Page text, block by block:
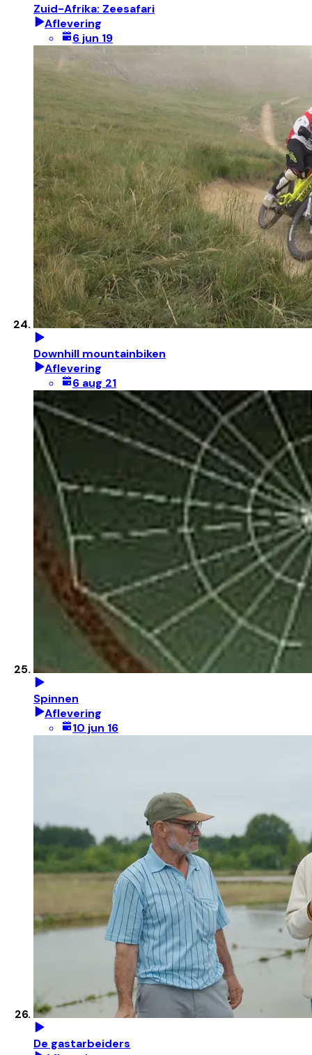
Zuid-Afrika: Zeesafari
Aflevering
6 jun 19
Downhill mountainbiken
Aflevering
6 aug 21
Spinnen
Aflevering
10 jun 16
De gastarbeiders